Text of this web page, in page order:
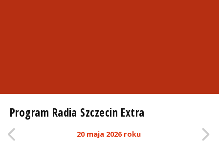
Program Radia Szczecin Extra
20 maja 2026 roku